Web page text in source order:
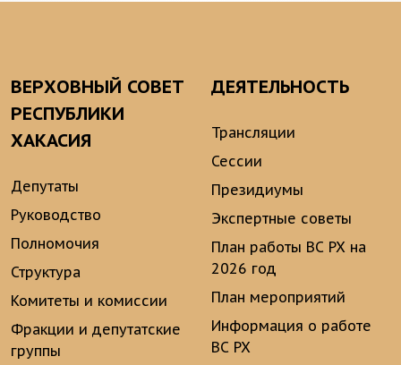
ВЕРХОВНЫЙ СОВЕТ
РЕСПУБЛИКИ
ХАКАСИЯ
Депутаты
Руководство
Полномочия
Структура
Комитеты и комиссии
Фракции и депутатские
группы
ДЕЯТЕЛЬНОСТЬ
Трансляции
Сессии
Президиумы
Экспертные советы
План работы ВС РХ на
2026 год
План мероприятий
Информация о работе
ВС РХ